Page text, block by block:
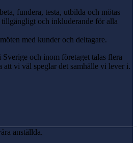
fundera, testa, utbilda och mötas
tillgängligt och inkluderande för alla
med kunder och deltagare.
och inom företaget talas flera
vi väl speglar det samhälle vi lever i.